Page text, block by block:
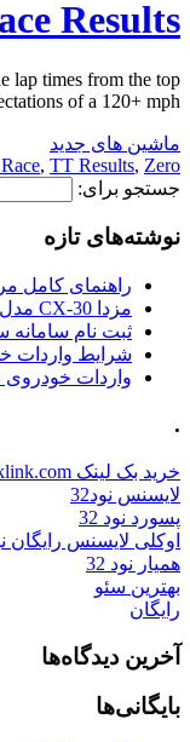
Results
lap times from the top
of a 120+ mph […]
ماشین های جدید
, TT Results, Zero
جستجو برای:
نوشته‌های تازه
راهنمای کامل
مزدا CX-30 مدل ۲۰۲۴ آفتاب خودرو؛ بررسی و مشخصات فنی
ثبت نام
شرایط واردات
واردات
.
خرید بک لینک behtarinbacklink.com
لایسنس نود32
پسورد نود 32
اوکلی لایسنس رایگان نود
همیار نود 32
بهترین سئو
رایگان
آخرین دیدگاه‌ها
بایگانی‌ها